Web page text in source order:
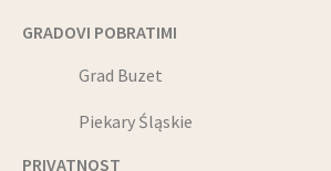
GRADOVI POBRATIMI
Grad Buzet
Piekary Śląskie
PRIVATNOST